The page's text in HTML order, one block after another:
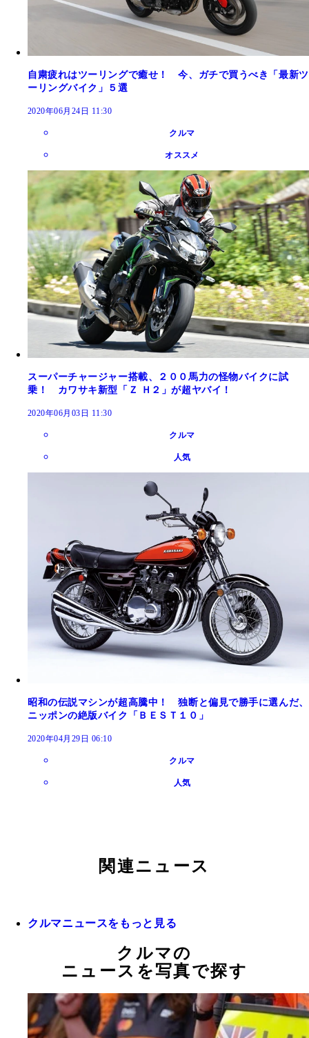
自粛疲れはツーリングで癒せ！ 今、ガチで買うべき「最新ツ
ーリングバイク」５選
2020年06月24日 11:30
クルマ
オススメ
スーパーチャージャー搭載、２００馬力の怪物バイクに試
乗！ カワサキ新型「Ｚ Ｈ２」が超ヤバイ！
2020年06月03日 11:30
クルマ
人気
昭和の伝説マシンが超高騰中！ 独断と偏見で勝手に選んだ、
ニッポンの絶版バイク「ＢＥＳＴ１０」
2020年04月29日 06:10
クルマ
人気
関連ニュース
クルマニュースをもっと見る
クルマの
ニュースを写真で探す